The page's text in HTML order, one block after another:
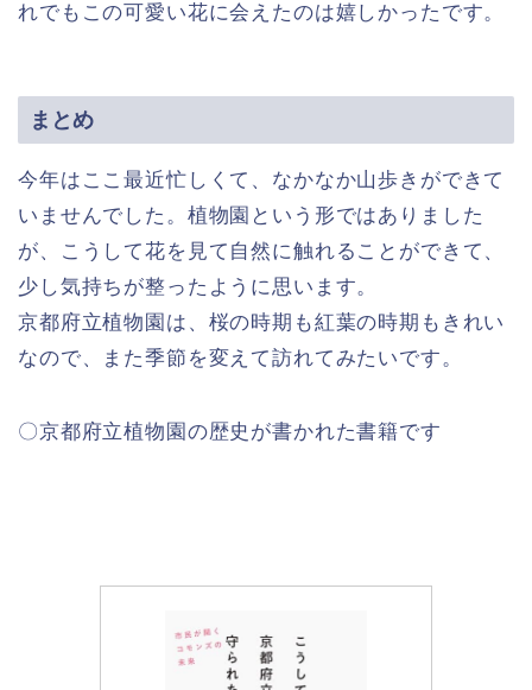
れでもこの可愛い花に会えたのは嬉しかったです。
まとめ
今年はここ最近忙しくて、なかなか山歩きができて
いませんでした。植物園という形ではありました
が、こうして花を見て自然に触れることができて、
少し気持ちが整ったように思います。
京都府立植物園は、桜の時期も紅葉の時期もきれい
なので、また季節を変えて訪れてみたいです。
〇京都府立植物園の歴史が書かれた書籍です